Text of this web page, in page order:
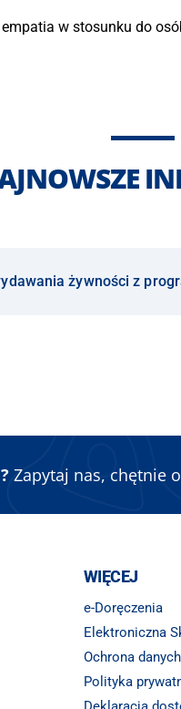
w stosunku do
żywności z
Zapytaj nas, chętnie
WIĘCEJ
e-Doręczenia
Elektroniczna
Ochrona
Polityka